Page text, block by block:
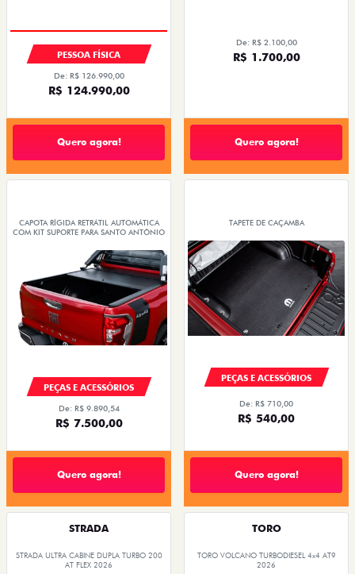
PESSOA FÍSICA
De: R$ 126.990,00
R$ 124.990,00
Quero agora!
De: R$ 2.100,00
R$ 1.700,00
Quero agora!
CAPOTA RÍGIDA RETRÁTIL AUTOMÁTICA
COM KIT SUPORTE PARA SANTO ANTÔNIO
PEÇAS E ACESSÓRIOS
De: R$ 9.890,54
R$ 7.500,00
Quero agora!
TAPETE DE CAÇAMBA
PEÇAS E ACESSÓRIOS
De: R$ 710,00
R$ 540,00
Quero agora!
STRADA
STRADA ULTRA CABINE DUPLA TURBO 200
AT FLEX 2026
TORO
TORO VOLCANO TURBODIESEL 4x4 AT9
2026